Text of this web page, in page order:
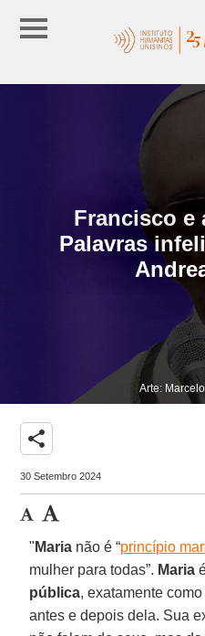
Francisco e
Palavras
Arte:
share
30 Setembro 2024
" Maria não é “princípio
mulher para todas”. Maria
pública, exatamente
antes e depois dela. Sua